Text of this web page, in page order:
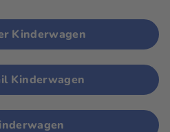
Kinderwagen
Kinderwagen